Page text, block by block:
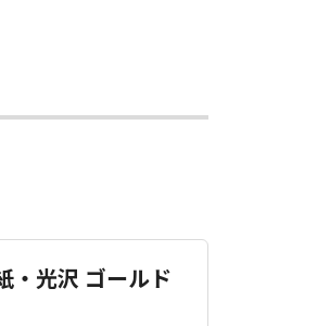
・光沢 ゴールド